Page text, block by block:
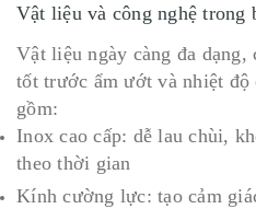
Vật liệu và công nghệ trong
Vật liệu ngày càng đa dạng,
tốt trước ẩm ướt và nhiệt độ
gồm:
Inox cao cấp: dễ lau chùi,
theo thời gian
Kính cường lực: tạo cảm